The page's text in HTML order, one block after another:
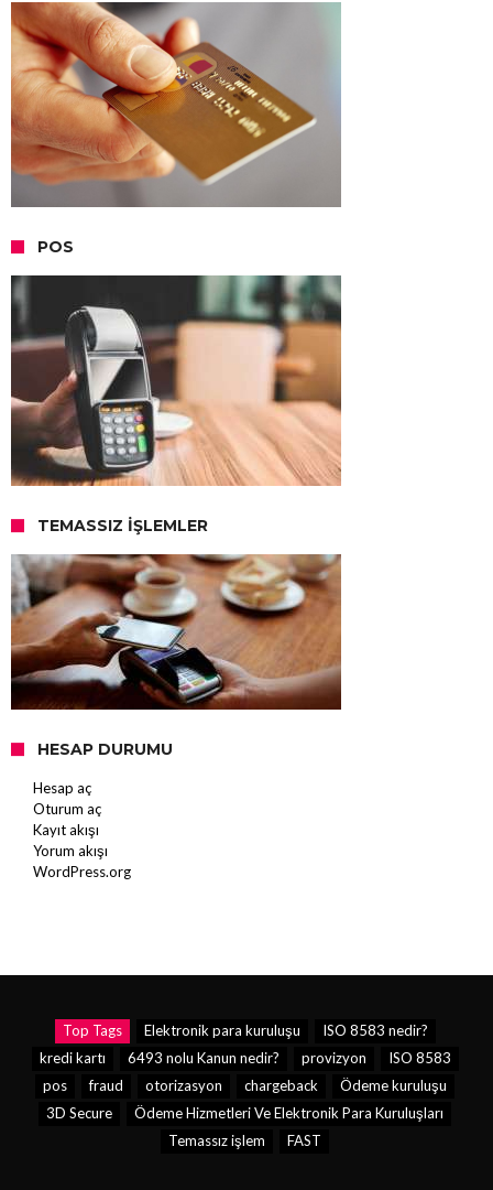
POS
TEMASSIZ İŞLEMLER
HESAP DURUMU
Hesap aç
Oturum aç
Kayıt akışı
Yorum akışı
WordPress.org
Top Tags Elektronik para kuruluşu
ISO 8583 nedir?
kredi kartı
6493 nolu Kanun nedir? provizyon
ISO 8583
pos
fraud otorizasyon chargeback
Ödeme kuruluşu
3D Secure
Ödeme Hizmetleri Ve Elektronik Para Kuruluşları
Temassız işlem
FAST